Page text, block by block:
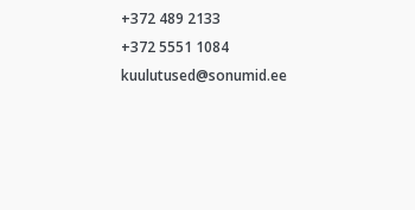
+372 489 2133
+372 5551 1084
kuulutused@sonumid.ee